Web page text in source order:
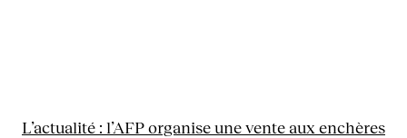
L’actualité : l’AFP organise une vente aux enchères